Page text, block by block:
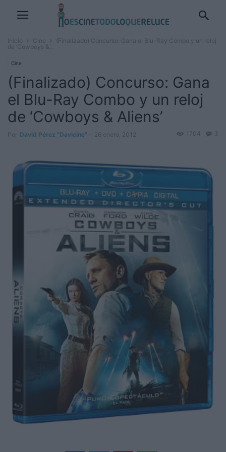
Inicio Cine
(Finalizado) Concurso: Gana el Blu-Ray Combo y un reloj
de ‘Cowboys &...
Cine
(Finalizado) Concurso: Gana
el Blu-Ray Combo y un reloj
de ‘Cowboys & Aliens’
Por David Pérez "Davicine" 26 enero, 2012 3
1704